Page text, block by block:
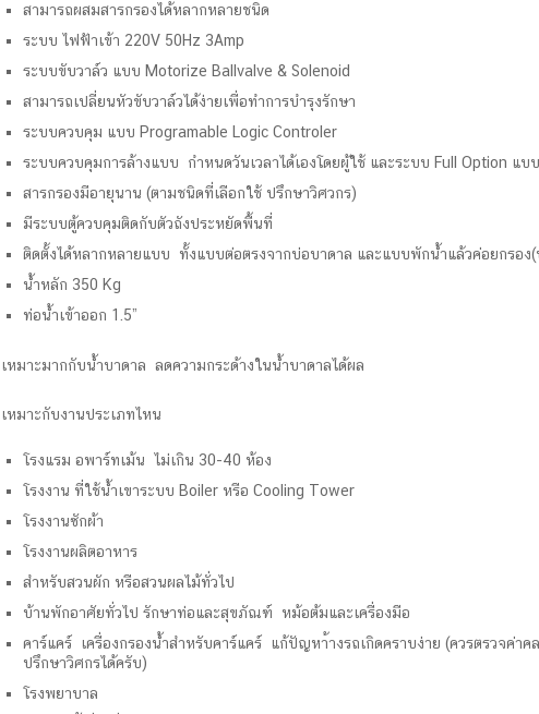
สามารถผสมสารกรองได้หลากหลายชนิด
ระบบ ไฟฟ้าเข้า 220V 50Hz 3Amp
ระบบขับวาล์ว แบบ Motorize Ballvalve & Solenoid
สามารถเปลี่ยนหัวขับวาล์วได้ง่ายเพื่อทำการบำรุงรักษา
ระบบควบคุม แบบ Programable Logic Controler
ระบบควบคุมการล้างแบบ กำหนดวันเวลาได้เองโดยผู้ใช้ และระบบ Full Option แบ
สารกรองมีอายุนาน (ตามชนิดที่เลือกใช้ ปรึกษาวิศวกร)
มีระบบตู้ควบคุมติดกับตัวถังประหยัดพื้นที่
ติดตั้งได้หลากหลายแบบ ทั้งแบบต่อตรงจากบ่อบาดาล และแบบพักน้ำแล้วค่อยกรอง(
น้ำหลัก 350 Kg
ท่อน้ำเข้าออก 1.5”
เหมาะมากกับน้ำบาดาล ลดความกระด้างในน้ำบาดาลได้ผล
เหมาะกับงานประเภทไหน
โรงแรม อพาร์ทเม้น ไม่เกิน 30-40 ห้อง
โรงงาน ที่ใช้น้ำเขาระบบ Boiler หรือ Cooling Tower
โรงงานซักผ้า
โรงงานผลิตอาหาร
สำหรับสวนผัก หรือสวนผลไม้ทั่วไป
บ้านพักอาศัยทั่วไป รักษาท่อและสุขภัณฑ์ หม้อต้มและเครื่องมือ
คาร์แคร์ เครื่องกรองน้ำสำหรับคาร์แคร์ แก้ปัญหา้างรถเกิดคราบง่าย (ควรตรวจค่าค
ปรึกษาวิศกรได้ครับ)
โรงพยาบาล